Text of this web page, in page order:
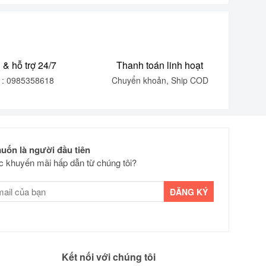
hỗ trợ 24/7
0985358618
Thanh toán linh hoạt
Chuyển khoản, Ship COD
là người đầu tiên
khuyến mãi hấp dẫn từ chúng tôi?
Kết nối với chúng tôi